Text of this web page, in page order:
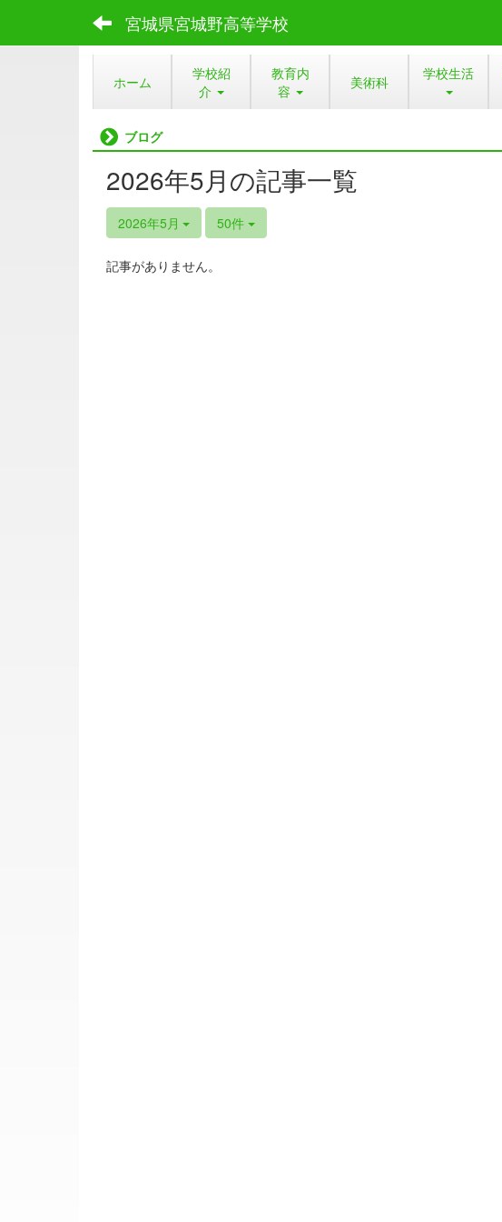
宮城県宮城野高等学校
ホーム
学校紹
介
教育内
容
美術科 学校生活
ブログ
2026年5月の記事一覧
2026年5月 50件
記事がありません。